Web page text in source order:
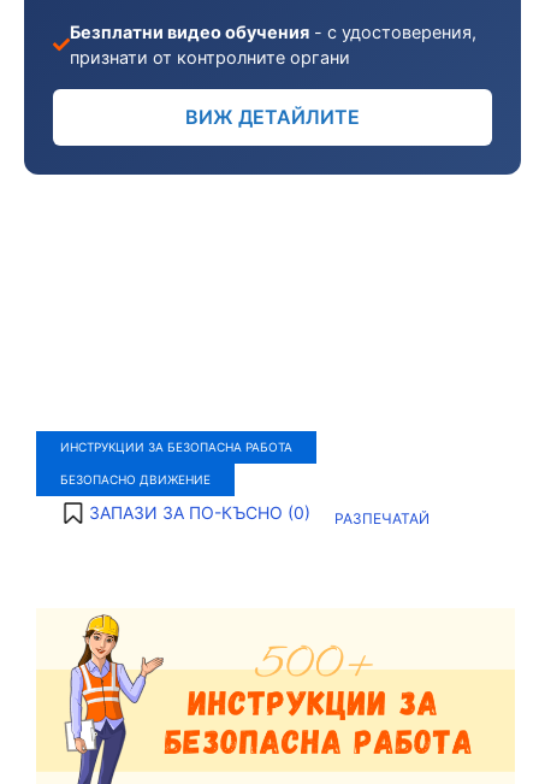
ИНСТРУКЦИИ ЗА БЕЗОПАСНА РАБОТА
БЕЗОПАСНО ДВИЖЕНИЕ
ЗАПАЗИ ЗА ПО-КЪСНО (0) РАЗПЕЧАТАЙ
Безплатни видео обучения - с удостоверения,
признати от контролните органи
ВИЖ ДЕТАЙЛИТЕ